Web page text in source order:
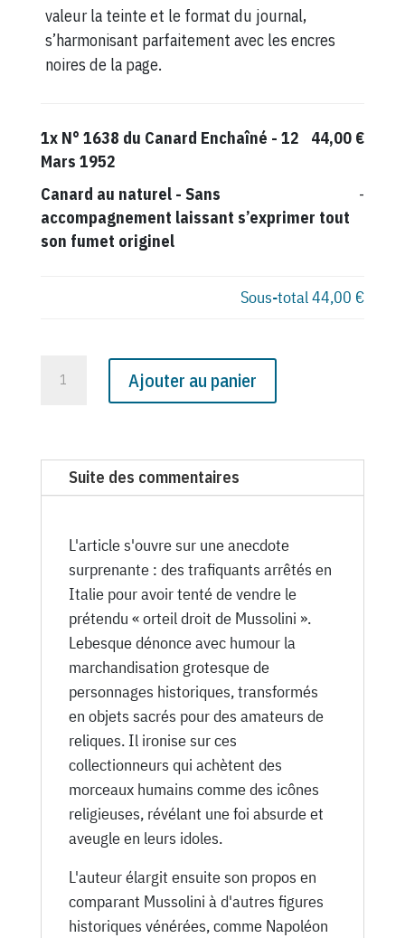
valeur la teinte et le format du journal,
s’harmonisant parfaitement avec les encres
noires de la page.
1x N° 1638 du Canard Enchaîné - 12
Mars 1952
44,00 €
Canard au naturel- Sans
accompagnement laissant s’exprimer tout
son fumet originel
-
Sous-total44,00 €
du
Canard
Mars
1952
Ajouter au panier
Suite des commentaires
L'article s'ouvre sur une anecdote
surprenante : des trafiquants arrêtés en
Italie pour avoir tenté de vendre le
prétendu « orteil droit de Mussolini ».
Lebesque dénonce avec humour la
marchandisation grotesque de
personnages historiques, transformés
en objets sacrés pour des amateurs de
reliques. Il ironise sur ces
collectionneurs qui achètent des
morceaux humains comme des icônes
religieuses, révélant une foi absurde et
aveugle en leurs idoles.
L'auteur élargit ensuite son propos en
comparant Mussolini à d'autres figures
historiques vénérées, comme Napoléon